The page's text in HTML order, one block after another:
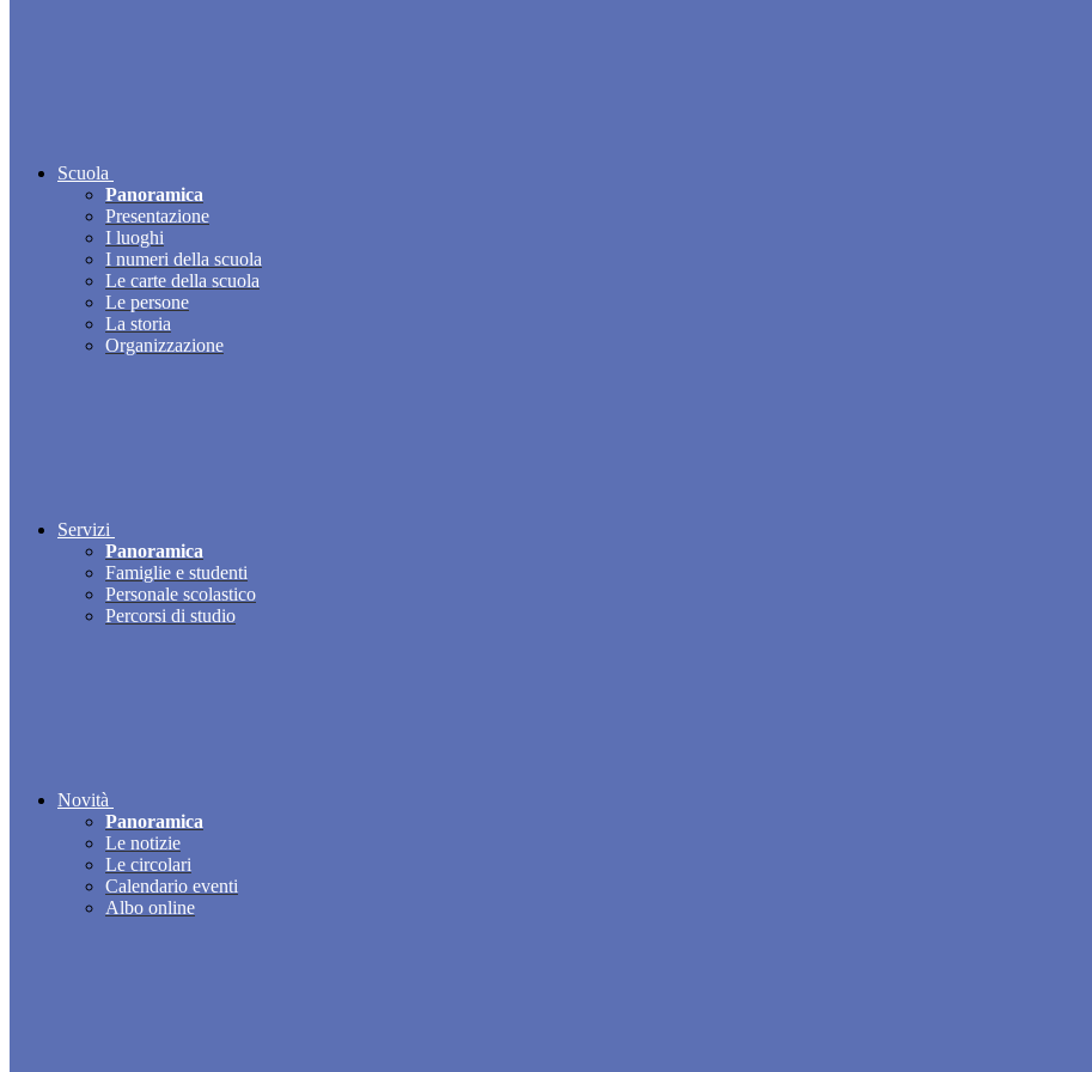
Scuola
Panoramica
Presentazione
I luoghi
I numeri della scuola
Le carte della scuola
Le persone
La storia
Organizzazione
Servizi
Panoramica
Famiglie e studenti
Personale scolastico
Percorsi di studio
Novità
Panoramica
Le notizie
Le circolari
Calendario eventi
Albo online